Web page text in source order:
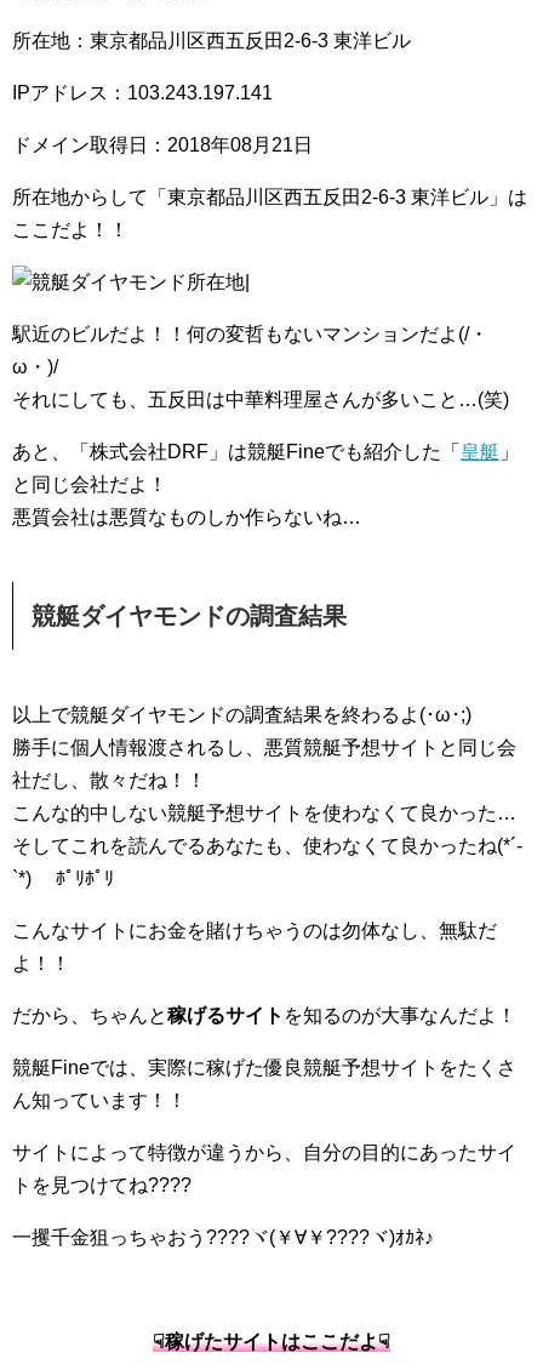
所在地：東京都品川区西五反田2-6-3 東洋ビル
IPアドレス：103.243.197.141
ドメイン取得日：2018年08月21日
所在地からして「東京都品川区西五反田2-6-3 東洋ビル」は
ここだよ！！
駅近のビルだよ！！何の変哲もないマンションだよ(/・
ω・)/
それにしても、五反田は中華料理屋さんが多いこと…(笑)
あと、「株式会社DRF」は競艇Fineでも紹介した「 皇艇 」
と同じ会社だよ！
悪質会社は悪質なものしか作らないね…
競艇ダイヤモンドの調査結果
以上で競艇ダイヤモンドの調査結果を終わるよ(･ω･;)
勝手に個人情報渡されるし、悪質競艇予想サイトと同じ会
社だし、散々だね！！
こんな的中しない競艇予想サイトを使わなくて良かった…
そしてこれを読んでるあなたも、使わなくて良かったね(*´-
`*)ゞ ﾎﾟﾘﾎﾟﾘ
こんなサイトにお金を賭けちゃうのは勿体なし、無駄だ
よ！！
だから、ちゃんと稼げるサイト を知るのが大事なんだよ！
競艇Fineでは、実際に稼げた優良競艇予想サイトをたくさ
ん知っています！！
サイトによって特徴が違うから、自分の目的にあったサイ
トを見つけてね????
一攫千金狙っちゃおう????ヾ(￥∀￥????ヾ)ｵｶﾈ♪
☟稼げたサイトはここだよ☟